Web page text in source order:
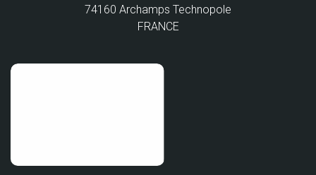
74160 Archamps Technopole
FRANCE